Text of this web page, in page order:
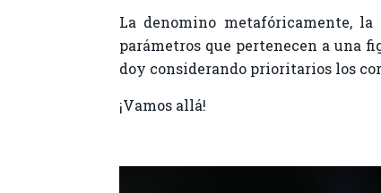
La denomino metafóricamente,
parámetros que pertenecen a una
doy considerando prioritarios los
¡Vamos allá!